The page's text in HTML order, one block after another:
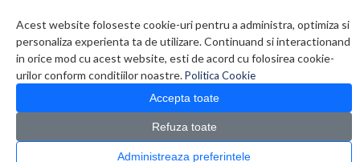
Acest website foloseste cookie-uri pentru a administra, optimiza si
personaliza experienta ta de utilizare. Continuand si interactionand
in orice mod cu acest website, esti de acord cu folosirea cookie-
urilor conform conditiilor noastre.Politica Cookie
Accepta toate
Refuza toate
Administreaza preferintele
0 produs(e)
CATALOG PRODUSE